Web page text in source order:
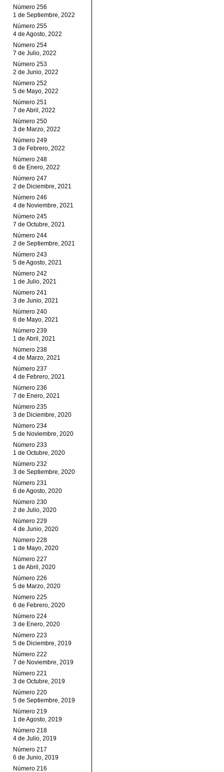
Número 256
1 de Septiembre, 2022
Número 255
4 de Agosto, 2022
Número 254
7 de Julio, 2022
Número 253
2 de Junio, 2022
Número 252
5 de Mayo, 2022
Número 251
7 de Abril, 2022
Número 250
3 de Marzo, 2022
Número 249
3 de Febrero, 2022
Número 248
6 de Enero, 2022
Número 247
2 de Diciembre, 2021
Número 246
4 de Noviembre, 2021
Número 245
7 de Octubre, 2021
Número 244
2 de Septiembre, 2021
Número 243
5 de Agosto, 2021
Número 242
1 de Julio, 2021
Número 241
3 de Junio, 2021
Número 240
6 de Mayo, 2021
Número 239
1 de Abril, 2021
Número 238
4 de Marzo, 2021
Número 237
4 de Febrero, 2021
Número 236
7 de Enero, 2021
Número 235
3 de Diciembre, 2020
Número 234
5 de Noviembre, 2020
Número 233
1 de Octubre, 2020
Número 232
3 de Septiembre, 2020
Número 231
6 de Agosto, 2020
Número 230
2 de Julio, 2020
Número 229
4 de Junio, 2020
Número 228
1 de Mayo, 2020
Número 227
1 de Abril, 2020
Número 226
5 de Marzo, 2020
Número 225
6 de Febrero, 2020
Número 224
3 de Enero, 2020
Número 223
5 de Diciembre, 2019
Número 222
7 de Noviembre, 2019
Número 221
3 de Octubre, 2019
Número 220
5 de Septiembre, 2019
Número 219
1 de Agosto, 2019
Número 218
4 de Julio, 2019
Número 217
6 de Junio, 2019
Número 216